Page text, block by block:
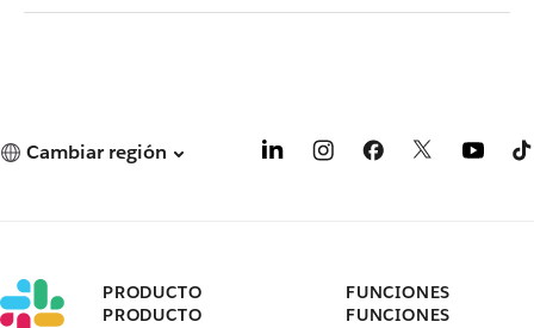
Cambiar región
PRODUCTO
PRODUCTO
FUNCIONES
FUNCIONES